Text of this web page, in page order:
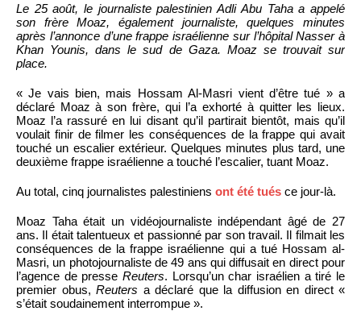
Le 25 août, le journaliste palestinien Adli Abu Taha a appelé
son frère Moaz, également journaliste, quelques minutes
après l’annonce d’une frappe israélienne sur l’hôpital Nasser à
Khan Younis, dans le sud de Gaza. Moaz se trouvait sur
place.
« Je vais bien, mais Hossam Al-Masri vient d’être tué » a
déclaré Moaz à son frère, qui l’a exhorté à quitter les lieux.
Moaz l’a rassuré en lui disant qu’il partirait bientôt, mais qu’il
voulait finir de filmer les conséquences de la frappe qui avait
touché un escalier extérieur. Quelques minutes plus tard, une
deuxième frappe israélienne a touché l’escalier, tuant Moaz.
Au total, cinq journalistes palestiniens ont été tués ce jour-là.
Moaz Taha était un vidéojournaliste indépendant âgé de 27
ans. Il était talentueux et passionné par son travail. Il filmait les
conséquences de la frappe israélienne qui a tué Hossam al-
Masri, un photojournaliste de 49 ans qui diffusait en direct pour
l’agence de presse Reuters. Lorsqu’un char israélien a tiré le
premier obus, Reuters a déclaré que la diffusion en direct «
s’était soudainement interrompue ».